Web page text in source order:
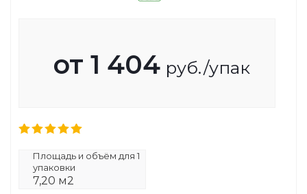
от 1 404 руб./упак
Площадь и объём для 1
упаковки
7,20 м2